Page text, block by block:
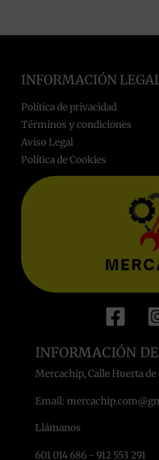
INFORMACIÓN
Política de privacidad
Términos y condiciones
Aviso Legal
Política de Cookies
INFORMACIÓN
Mercachip, Calle Huerta
Email:
Llámanos
601 014 686 - 912 553 291